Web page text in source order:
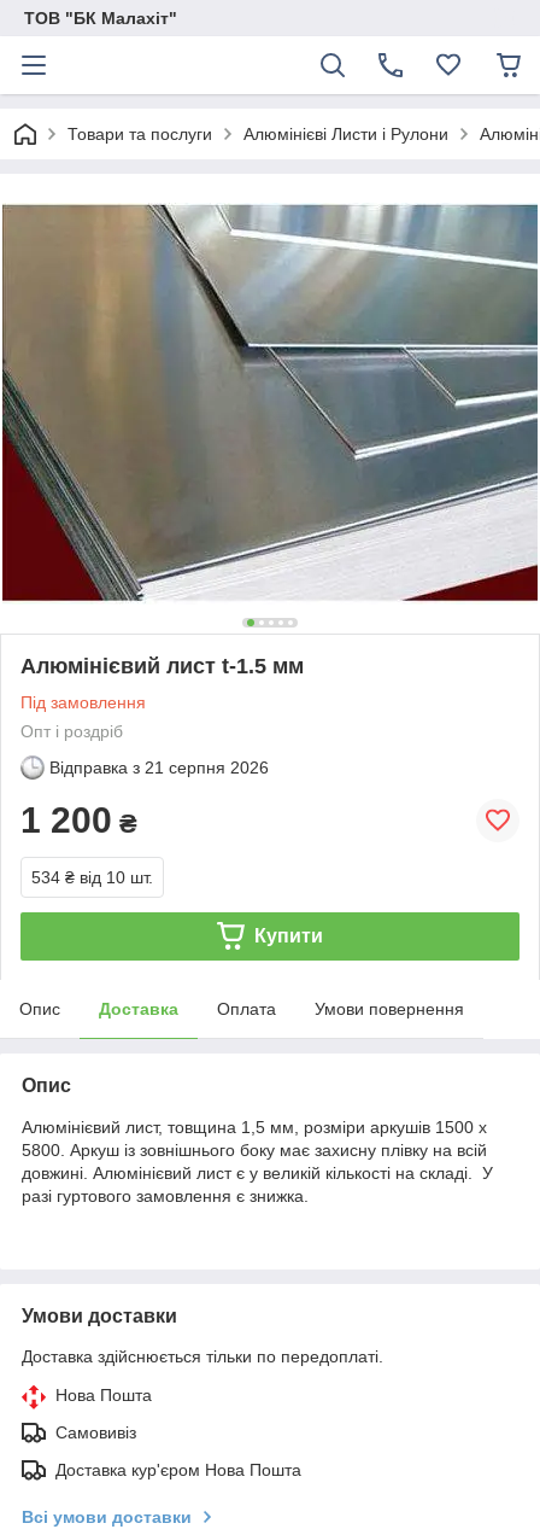
ТОВ "БК Малахіт"
Товари та послуги Алюмінієві Листи і Рулони
Алюмінієвий лист t-1.5 мм
Під замовлення
Опт і роздріб
Відправка з 21 серпня 2026
1 200 ₴
534 ₴ від 10 шт.
Купити
Опис Доставка Оплата Умови повернення
Опис
Алюмінієвий лист, товщина 1,5 мм, розміри аркушів 1500 х
5800. Аркуш із зовнішнього боку має захисну плівку на всій
довжині. Алюмінієвий лист є у великій кількості на складі. У
разі гуртового замовлення є знижка.
Умови доставки
Доставка здійснюється тільки по передоплаті.
Нова Пошта
Самовивіз
Доставка кур'єром Нова Пошта
Всі умови доставки